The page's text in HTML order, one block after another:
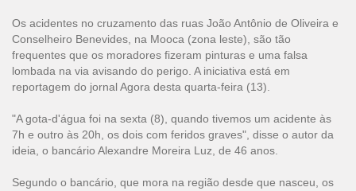
Os acidentes no cruzamento das ruas João Antônio de Oliveira e
Conselheiro Benevides, na Mooca (zona leste), são tão
frequentes que os moradores fizeram pinturas e uma falsa
lombada na via avisando do perigo. A iniciativa está em
reportagem do jornal Agora desta quarta-feira (13).
"A gota-d'água foi na sexta (8), quando tivemos um acidente às
7h e outro às 20h, os dois com feridos graves", disse o autor da
ideia, o bancário Alexandre Moreira Luz, de 46 anos.
Segundo o bancário, que mora na região desde que nasceu, os